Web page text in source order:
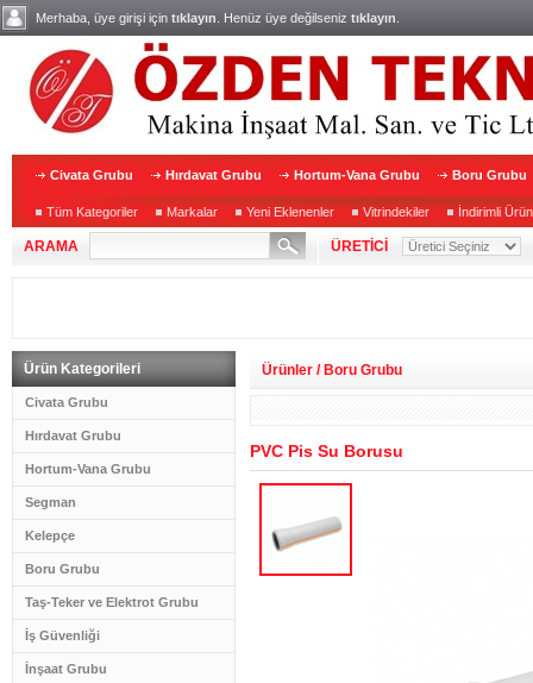
Merhaba, üye girişi için tıklayın . Henüz üye değilseniz tıklayın
Civata Grubu Hırdavat Grubu Hortum-Vana Grubu Boru Grubu
Tüm Kategoriler Markalar Yeni Eklenenler Vitrindekiler İndirimli
ARAMA ÜRETİCİ
Ürün Kategorileri
Civata Grubu
Hırdavat Grubu
Hortum-Vana Grubu
Segman
Kelepçe
Boru Grubu
Taş-Teker ve Elektrot Grubu
İş Güvenliği
İnşaat Grubu
Ürünler / Boru Grubu
PVC Pis Su Borusu